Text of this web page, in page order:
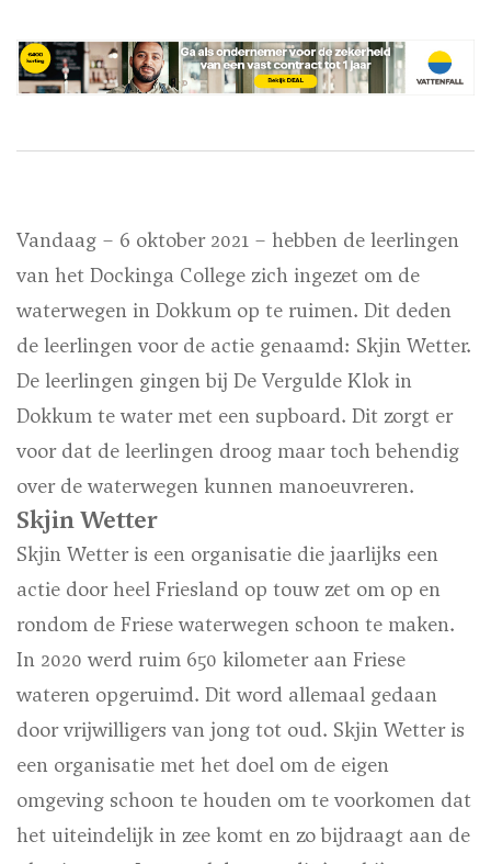
Vandaag – 6 oktober 2021 – hebben de leerlingen
van het Dockinga College zich ingezet om de
waterwegen in Dokkum op te ruimen. Dit deden
de leerlingen voor de actie genaamd: Skjin Wetter.
De leerlingen gingen bij De Vergulde Klok in
Dokkum te water met een supboard. Dit zorgt er
voor dat de leerlingen droog maar toch behendig
over de waterwegen kunnen manoeuvreren.
Skjin Wetter
Skjin Wetter is een organisatie die jaarlijks een
actie door heel Friesland op touw zet om op en
rondom de Friese waterwegen schoon te maken.
In 2020 werd ruim 650 kilometer aan Friese
wateren opgeruimd. Dit word allemaal gedaan
door vrijwilligers van jong tot oud. Skjin Wetter is
een organisatie met het doel om de eigen
omgeving schoon te houden om te voorkomen dat
het uiteindelijk in zee komt en zo bijdraagt aan de